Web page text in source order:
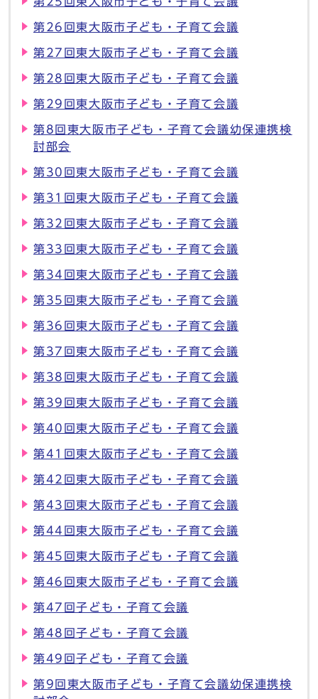
第26回東大阪市子ども・子育て会議
第27回東大阪市子ども・子育て会議
第28回東大阪市子ども・子育て会議
第29回東大阪市子ども・子育て会議
第8回東大阪市子ども・子育て会議幼保連携検
討部会
第30回東大阪市子ども・子育て会議
第31回東大阪市子ども・子育て会議
第32回東大阪市子ども・子育て会議
第33回東大阪市子ども・子育て会議
第34回東大阪市子ども・子育て会議
第35回東大阪市子ども・子育て会議
第36回東大阪市子ども・子育て会議
第37回東大阪市子ども・子育て会議
第38回東大阪市子ども・子育て会議
第39回東大阪市子ども・子育て会議
第40回東大阪市子ども・子育て会議
第41回東大阪市子ども・子育て会議
第42回東大阪市子ども・子育て会議
第43回東大阪市子ども・子育て会議
第44回東大阪市子ども・子育て会議
第45回東大阪市子ども・子育て会議
第46回東大阪市子ども・子育て会議
第47回子ども・子育て会議
第48回子ども・子育て会議
第49回子ども・子育て会議
第9回東大阪市子ども・子育て会議幼保連携検